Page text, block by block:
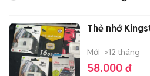
Thẻ nhớ
Mới >12 tháng
58.000 đ